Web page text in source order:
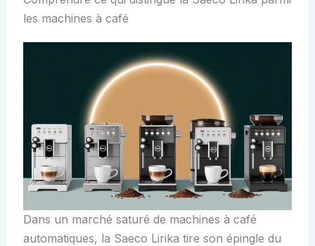
les machines à café
Dans un marché saturé de machines à café
automatiques, la Saeco Lirika tire son épingle du